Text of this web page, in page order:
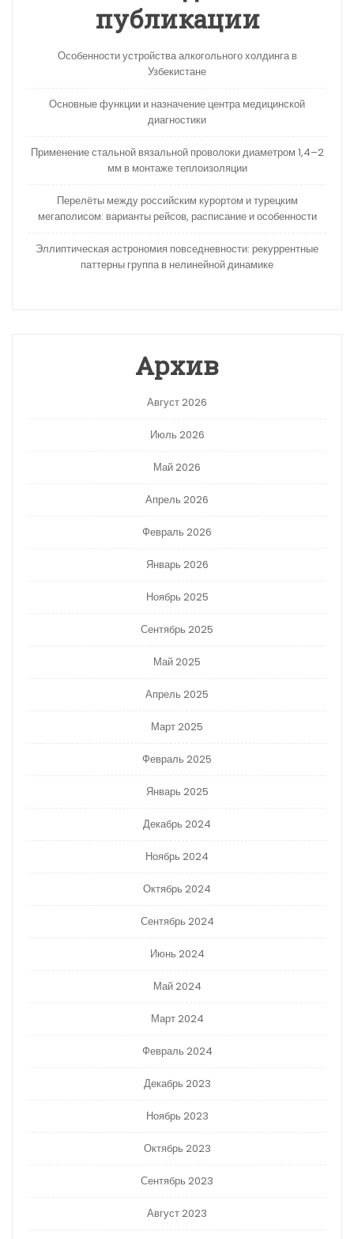
публикации
Особенности устройства алкогольного холдинга в
Узбекистане
Основные функции и назначение центра медицинской
диагностики
Применение стальной вязальной проволоки диаметром 1,4–2
мм в монтаже теплоизоляции
Перелёты между российским курортом и турецким
мегаполисом: варианты рейсов, расписание и особенности
Эллиптическая астрономия повседневности: рекуррентные
паттерны группа в нелинейной динамике
Архив
Август 2026
Июль 2026
Май 2026
Апрель 2026
Февраль 2026
Январь 2026
Ноябрь 2025
Сентябрь 2025
Май 2025
Апрель 2025
Март 2025
Февраль 2025
Январь 2025
Декабрь 2024
Ноябрь 2024
Октябрь 2024
Сентябрь 2024
Июнь 2024
Май 2024
Март 2024
Февраль 2024
Декабрь 2023
Ноябрь 2023
Октябрь 2023
Сентябрь 2023
Август 2023